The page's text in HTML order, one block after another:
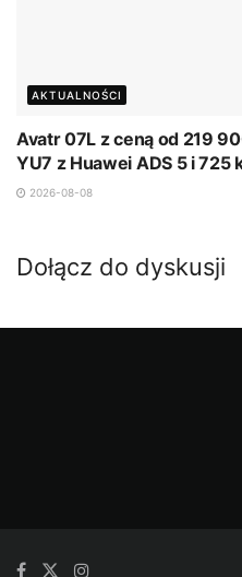
AKTUALNOŚCI
Avatr 07L z ceną od 219
YU7 z Huawei ADS 5 i 725
2026-08-08
Dołącz do dyskusji